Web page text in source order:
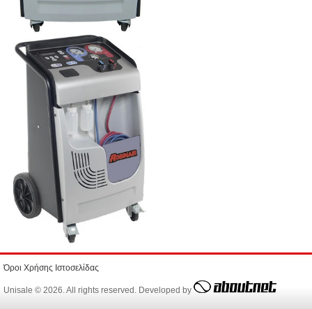
Όροι Χρήσης Ιστοσελίδας
Unisale © 2026. All rights reserved. Developed by